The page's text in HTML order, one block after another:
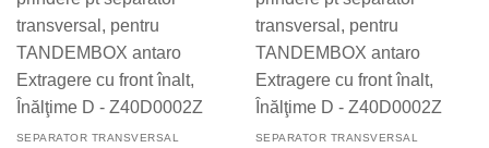
SEPARATOR TRANSVERSAL SEPARATOR TRANSVERSAL